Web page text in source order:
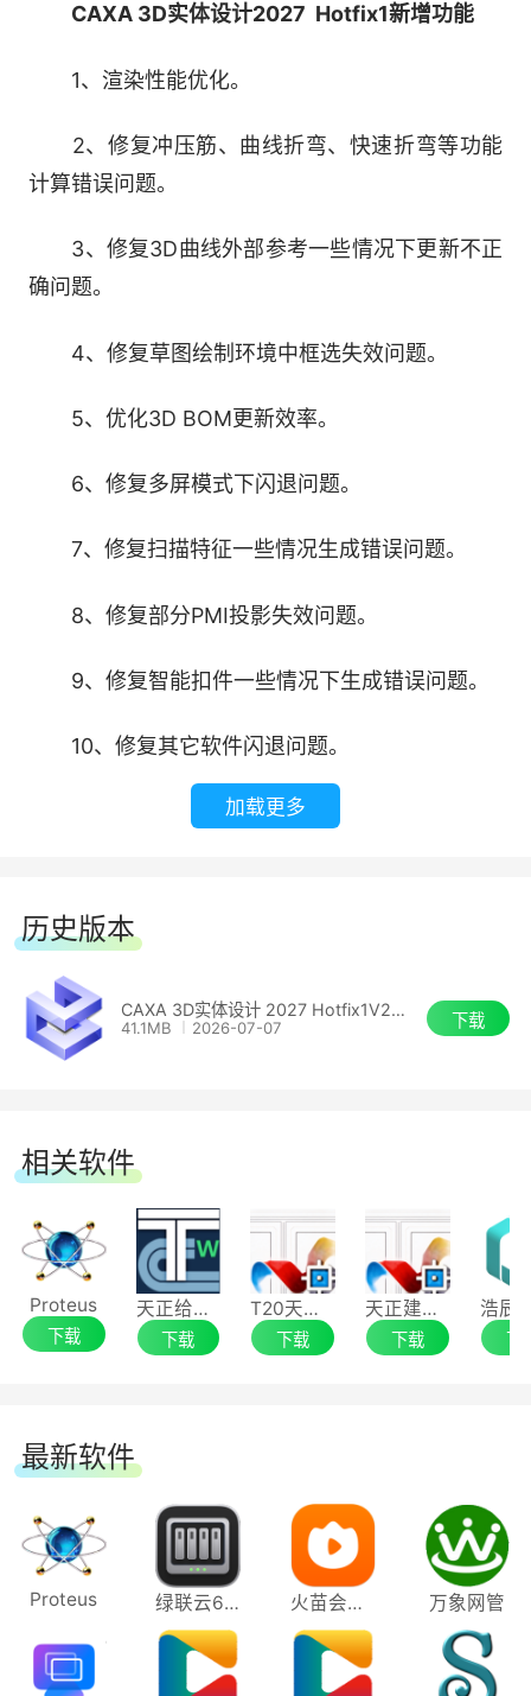
艺规划、数控编程。其中，CAXA 3D实体设计产
品集成CAXA电子图板提供专业工程图功能，不再
3.灵活万能的三维球专利工具，智能化装配提
独特的、“万能”的三维球工具，为各种三维对
70%以上的操作都可以借助三维球工具来实现，彻
修改困难的状况，使设计工作更加轻松高效。同
时，CAXA 3D实体设计提供智能装配方式，可以
约束，从而使装配速度相比传统的约束装配方式提
行显示速度提供了大装配模式，使用大装配模式可
以显著提高在进行大型装配体设计时的运行效率和
显示速度。通过使用轻量化加载技术可以只加载当
支持主流三维CAD软件数据格式。新版本同步
式无忧。同时，支持批量数据格式转换功能，能够
继承原来目录结构，可以按照规则自动后台转换执
行。
6.海量标准件库和零件库，可参数化设计，快
速调取
在软件中集成3D零件库和外购件库供用户下载使
用。此外，可利用参数化与系列件变型设计的机
制，轻松地进行系列件参数化设计。
CAXA 3D实体设计2027 Hotfix1新增功能
1、渲染性能优化。
2、修复冲压筋、曲线折弯、快速折弯等功能
计算错误问题。
3、修复3D曲线外部参考一些情况下更新不正
确问题。
4、修复草图绘制环境中框选失效问题。
5、优化3D BOM更新效率。
6、修复多屏模式下闪退问题。
7、修复扫描特征一些情况生成错误问题。
8、修复部分PMI投影失效问题。
9、修复智能扣件一些情况下生成错误问题。
10、修复其它软件闪退问题。
加载更多
历史版本
CAXA 3D实体设计 2027 Hotfix1V2027
41.1MB 2026-07-07 下载
相关软件
Proteus
下载
天正给排水软件
下载
T20天正结构软件
下载
天正建筑T20
下载 下
最新软件
Proteus 绿联云64位 火苗会议电脑版 万象网管